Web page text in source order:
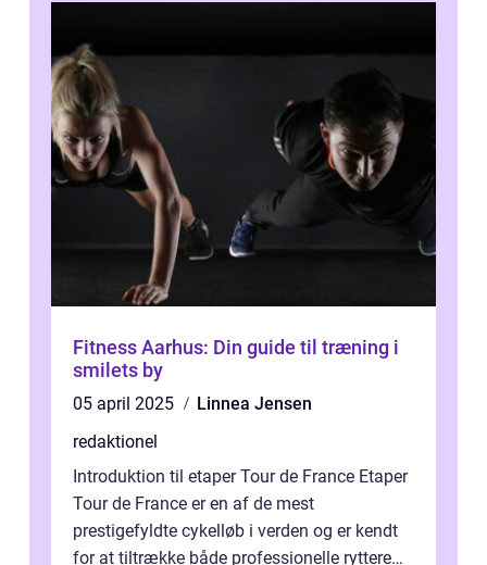
Fitness Aarhus: Din guide til træning i
smilets by
05 april 2025
Linnea Jensen
redaktionel
Introduktion til etaper Tour de France Etaper
Tour de France er en af de mest
prestigefyldte cykelløb i verden og er kendt
for at tiltrække både professionelle ryttere